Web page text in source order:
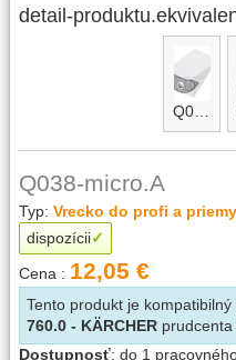
detail-
Q038
Q038-micro.A
Typ: Vrecko do profi a
dispozícii
Cena : 12,05 €
Tento produkt je
760.0 - KÄRCHER prudcenta
Dostupnosť: do 1